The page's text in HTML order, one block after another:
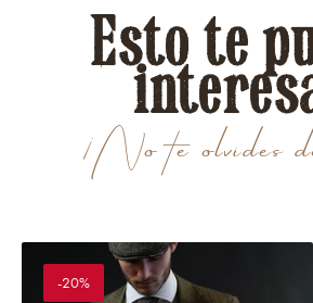
¡No te olvides
Esto te
-20%